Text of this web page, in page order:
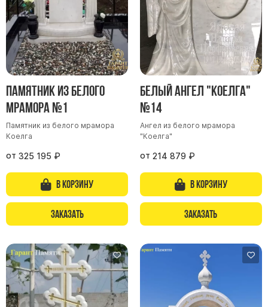
Скульптуры "Ангел" литиевые
Барельефы
Кресты
Голуби
Скорбящие
Памятник из белого
мрамора №1
Памятник из белого мрамора
Коелга
от 325 195 ₽
В корзину
Заказать
Белый ангел "Коелга"
№14
Ангел из белого мрамора
"Коелга"
от 214 879 ₽
В корзину
Заказать